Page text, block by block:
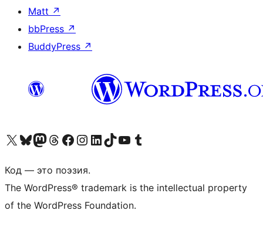
Matt ↗
bbPress ↗
BuddyPress ↗
Посетите нас в X (ранее Twitter)
Посетите нашу учётную запись в Bluesky
Посетите нашу ленту в Mastodon
Посетите нашу учётную запись в Threads
Посетите нашу страницу на Facebook
Посетите наш Instagram
Посетите нашу страницу в LinkedIn
Посетите нашу учётную запись в TikTok
Посетите наш канал YouTube
Посетите нашу учётную запись в Tumblr
Код — это поэзия.
The WordPress® trademark is the intellectual property
of the WordPress Foundation.